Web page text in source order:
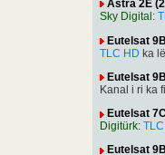
Astra 2E
Sky Digital:
Eutelsat
TLC HD ka
Eutelsat
Kanal i ri ka
Eutelsat
Digitürk:
Eutelsat